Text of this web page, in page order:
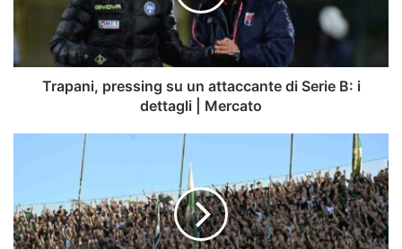
di
B:
i
dettagliTrapani, pressing su un attaccante di Serie B: i
dettagli | Mercato
il
via